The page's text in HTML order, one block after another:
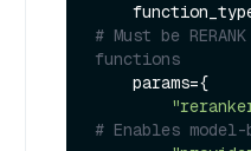
# Must be
functions
# Enables